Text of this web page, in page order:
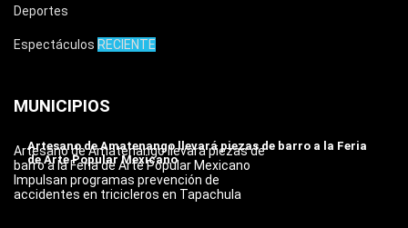
Deportes
Espectáculos RECIENTE
MUNICIPIOS
Artesano de Amatenango llevará piezas de barro a la Feria
de Arte Popular Mexicano
Artesano de Amatenango llevará piezas de
barro a la Feria de Arte Popular Mexicano
Impulsan programas prevención de
accidentes en tricicleros en Tapachula